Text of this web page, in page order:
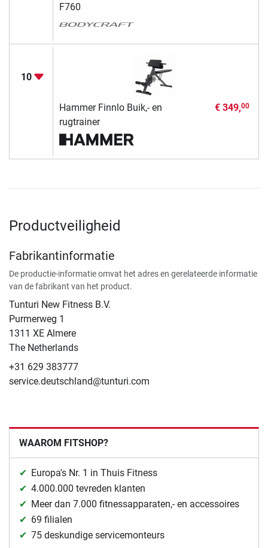
F760
10
Hammer Finnlo Buik,- en
rugtrainer
€ 349,00
Productveiligheid
Fabrikantinformatie
De productie-informatie omvat het adres en gerelateerde informatie
van de fabrikant van het product.
Tunturi New Fitness B.V.
​Purmerweg 1
1311 XE Almere
The Netherlands
+31 629 383777
service.deutschland@tunturi.com
WAAROM FITSHOP?
Europa's Nr. 1 in Thuis Fitness
4.000.000 tevreden klanten
Meer dan 7.000 fitnessapparaten,- en accessoires
69 filialen
75 deskundige servicemonteurs